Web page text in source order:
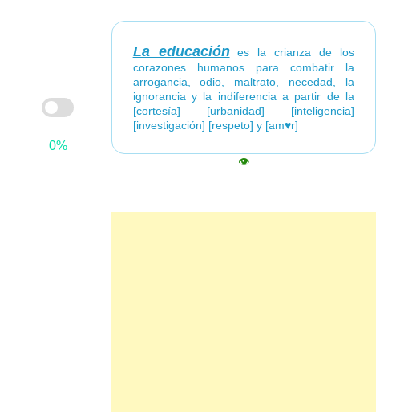
0%
La educaciónes la crianza de los
corazones humanos para combatir la
arrogancia, odio, maltrato, necedad, la
ignorancia y la indiferencia a partir de la
[cortesía] [urbanidad] [inteligencia]
[investigación] [respeto] y [am♥r]
👁